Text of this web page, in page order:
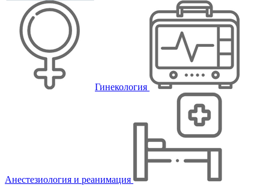
Гинекология
Анестезиология и реанимация